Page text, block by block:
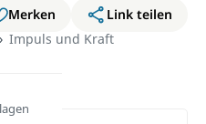
Merken
Link teilen
Impuls und Kraft